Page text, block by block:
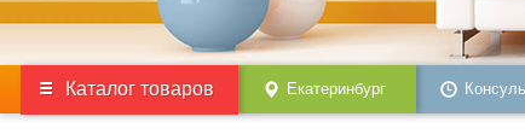
Каталог товаров Екатеринбург